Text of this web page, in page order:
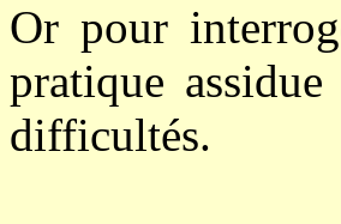
Or pour
pratique
difficultés.